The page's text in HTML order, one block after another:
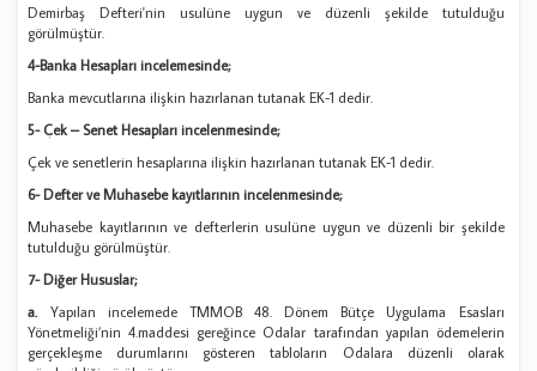
Demirbaş Defteri'nin usulüne uygun ve düzenli şekilde tutulduğu
görülmüştür.
4-Banka Hesapları incelemesinde;
Banka mevcutlarına ilişkin hazırlanan tutanak EK-1 dedir.
5- Çek – Senet Hesapları incelenmesinde;
Çek ve senetlerin hesaplarına ilişkin hazırlanan tutanak EK-1 dedir.
6- Defter ve Muhasebe kayıtlarının incelenmesinde;
Muhasebe kayıtlarının ve defterlerin usulüne uygun ve düzenli bir şekilde
tutulduğu görülmüştür.
7- Diğer Hususlar;
a. Yapılan incelemede TMMOB 48. Dönem Bütçe Uygulama Esasları
Yönetmeliği’nin 4.maddesi gereğince Odalar tarafından yapılan ödemelerin
gerçekleşme durumlarını gösteren tabloların Odalara düzenli olarak